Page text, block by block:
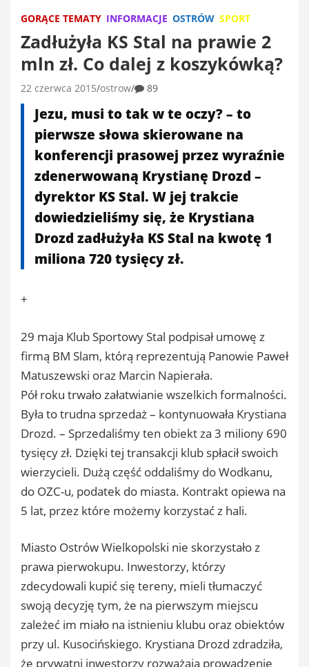
GORĄCE TEMATY INFORMACJE OSTRÓW SPORT
Zadłużyła KS Stal na prawie 2
mln zł. Co dalej z koszykówką?
22 czerwca 2015 ostrow 89
Jezu, musi to tak w te oczy? – to
pierwsze słowa skierowane na
konferencji prasowej przez wyraźnie
zdenerwowaną Krystianę Drozd –
dyrektor KS Stal. W jej trakcie
dowiedzieliśmy się, że Krystiana
Drozd zadłużyła KS Stal na kwotę 1
miliona 720 tysięcy zł.
+
29 maja Klub Sportowy Stal podpisał umowę z
firmą BM Slam, którą reprezentują Panowie Paweł
Matuszewski oraz Marcin Napierała.
Pół roku trwało załatwianie wszelkich formalności.
Była to trudna sprzedaż – kontynuowała Krystiana
Drozd. – Sprzedaliśmy ten obiekt za 3 miliony 690
tysięcy zł. Dzięki tej transakcji klub spłacił swoich
wierzycieli. Dużą część oddaliśmy do Wodkanu,
do OZC-u, podatek do miasta. Kontrakt opiewa na
5 lat, przez które możemy korzystać z hali.
Miasto Ostrów Wielkopolski nie skorzystało z
prawa pierwokupu. Inwestorzy, którzy
zdecydowali kupić się tereny, mieli tłumaczyć
swoją decyzję tym, że na pierwszym miejscu
zależeć im miało na istnieniu klubu oraz obiektów
przy ul. Kusocińskiego. Krystiana Drozd zdradziła,
że prywatni inwestorzy rozważają prowadzenie